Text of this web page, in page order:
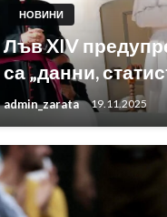
НОВИНИ
Лъв XIV
са „данни,
admin_zarata 19.11.2025